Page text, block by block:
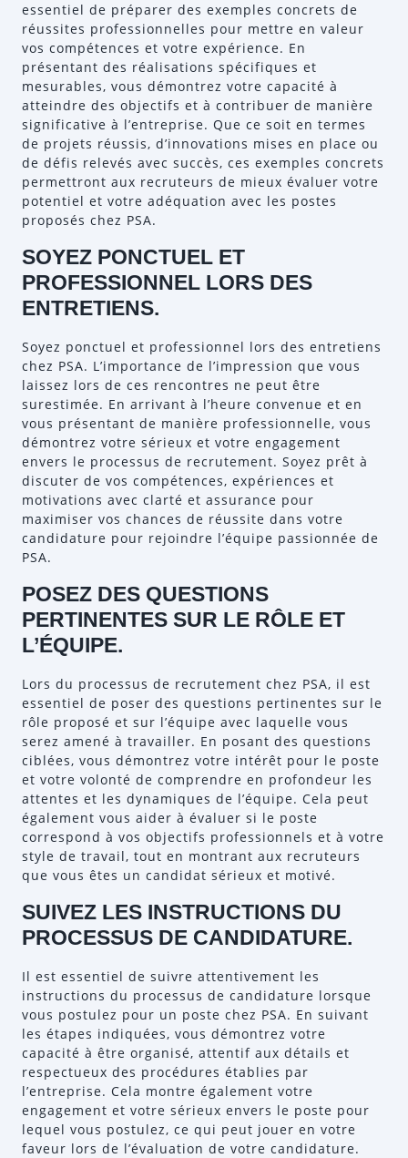
essentiel de préparer des exemples concrets de
réussites professionnelles pour mettre en valeur
vos compétences et votre expérience. En
présentant des réalisations spécifiques et
mesurables, vous démontrez votre capacité à
atteindre des objectifs et à contribuer de manière
significative à l’entreprise. Que ce soit en termes
de projets réussis, d’innovations mises en place ou
de défis relevés avec succès, ces exemples concrets
permettront aux recruteurs de mieux évaluer votre
potentiel et votre adéquation avec les postes
proposés chez PSA.
SOYEZ PONCTUEL ET
PROFESSIONNEL LORS DES
ENTRETIENS.
Soyez ponctuel et professionnel lors des entretiens
chez PSA. L’importance de l’impression que vous
laissez lors de ces rencontres ne peut être
surestimée. En arrivant à l’heure convenue et en
vous présentant de manière professionnelle, vous
démontrez votre sérieux et votre engagement
envers le processus de recrutement. Soyez prêt à
discuter de vos compétences, expériences et
motivations avec clarté et assurance pour
maximiser vos chances de réussite dans votre
candidature pour rejoindre l’équipe passionnée de
PSA.
POSEZ DES QUESTIONS
PERTINENTES SUR LE RÔLE ET
L’ÉQUIPE.
Lors du processus de recrutement chez PSA, il est
essentiel de poser des questions pertinentes sur le
rôle proposé et sur l’équipe avec laquelle vous
serez amené à travailler. En posant des questions
ciblées, vous démontrez votre intérêt pour le poste
et votre volonté de comprendre en profondeur les
attentes et les dynamiques de l’équipe. Cela peut
également vous aider à évaluer si le poste
correspond à vos objectifs professionnels et à votre
style de travail, tout en montrant aux recruteurs
que vous êtes un candidat sérieux et motivé.
SUIVEZ LES INSTRUCTIONS DU
PROCESSUS DE CANDIDATURE.
Il est essentiel de suivre attentivement les
instructions du processus de candidature lorsque
vous postulez pour un poste chez PSA. En suivant
les étapes indiquées, vous démontrez votre
capacité à être organisé, attentif aux détails et
respectueux des procédures établies par
l’entreprise. Cela montre également votre
engagement et votre sérieux envers le poste pour
lequel vous postulez, ce qui peut jouer en votre
faveur lors de l’évaluation de votre candidature.